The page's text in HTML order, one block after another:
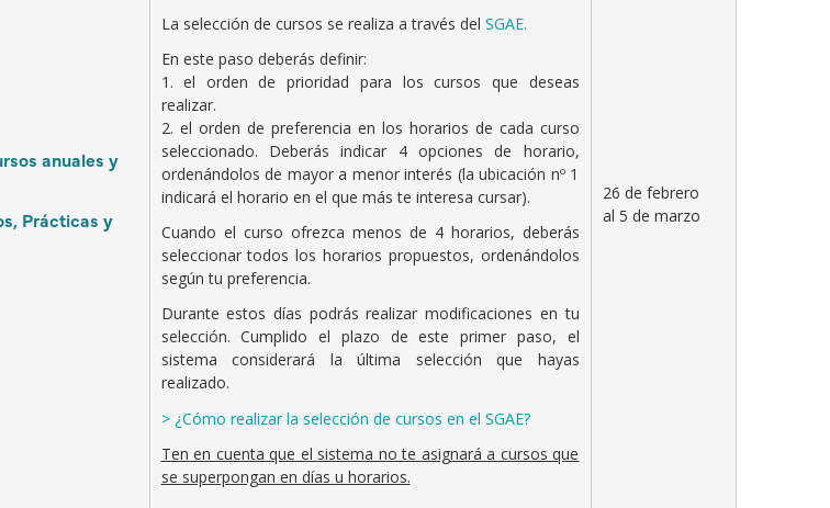
anuales y
Prácticas y
La selección de cursos se realiza a través del SGAE.
En este paso deberás definir:
1. el orden de prioridad para los cursos que deseas
realizar.
2. el orden de preferencia en los horarios de cada curso
seleccionado. Deberás indicar 4 opciones de horario,
ordenándolos de mayor a menor interés (la ubicación nº 1
indicará el horario en el que más te interesa cursar).
Cuando el curso ofrezca menos de 4 horarios, deberás
seleccionar todos los horarios propuestos, ordenándolos
según tu preferencia.
Durante estos días podrás realizar modificaciones en tu
selección. Cumplido el plazo de este primer paso, el
sistema considerará la última selección que hayas
realizado.
> ¿Cómo realizar la selección de cursos en el SGAE?
Ten en cuenta que el sistema no te asignará a cursos que
se superpongan en días u horarios.
26 de febrero
al 5 de marzo